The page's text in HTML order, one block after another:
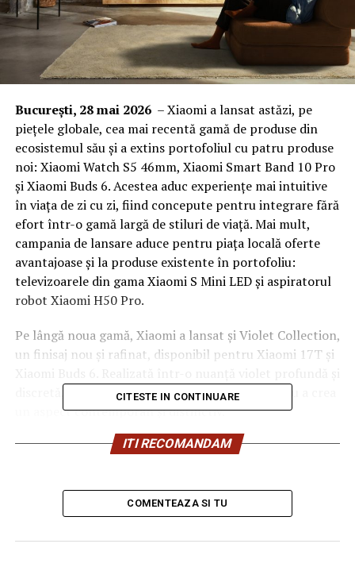
București, 28 mai 2026– Xiaomi a lansat astăzi, pe
piețele globale, cea mai recentă gamă de produse din
ecosistemul său și a extins portofoliul cu patru produse
noi: Xiaomi Watch S5 46mm, Xiaomi Smart Band 10 Pro
și Xiaomi Buds 6. Acestea aduc experiențe mai intuitive
în viața de zi cu zi, fiind concepute pentru integrare fără
efort într-o gamă largă de stiluri de viață. Mai mult,
campania de lansare aduce pentru piața locală oferte
avantajoase și la produse existente în portofoliu:
televizoarele din gama Xiaomi S Mini LED și aspiratorul
robot Xiaomi H50 Pro.
Pe lângă noua gamă, Xiaomi a lansat și Violet Collection,
un finisaj nou și rafinat, disponibil pentru Xiaomi 17T și
discretă, colecția îmbină lumina și textura pentru a crea
un aspect contemporan și distinctiv.
Xiaomi a dezvăluit și noua sa gamă de dispozitive
produse marchează o extindere și un pas major în
strategia ecosistemului inteligent „Human × Car ×
Home” a Xiaomi, ce aduce o conectivitate mai
CITESTE IN CONTINUARE
ITI RECOMANDAM
COMENTEAZA SI TU